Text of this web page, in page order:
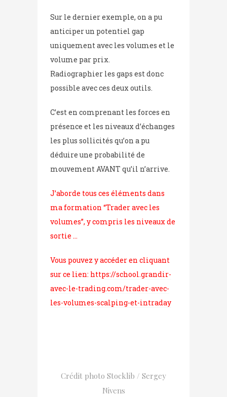
Sur le dernier exemple, on a pu
anticiper un potentiel gap
uniquement avec les volumes et le
volume par prix.
Radiographier les gaps est donc
possible avec ces deux outils.
C’est en comprenant les forces en
présence et les niveaux d’échanges
les plus sollicités qu’on a pu
déduire une probabilité de
mouvement AVANT qu’il n’arrive.
J’aborde tous ces éléments dans
ma formation “Trader avec les
volumes”, y compris les niveaux de
sortie …
Vous pouvez y accéder en cliquant
sur ce lien: https://school.grandir-
avec-le-trading.com/trader-avec-
les-volumes-scalping-et-intraday
Crédit photo Stocklib / Sergey
Nivens